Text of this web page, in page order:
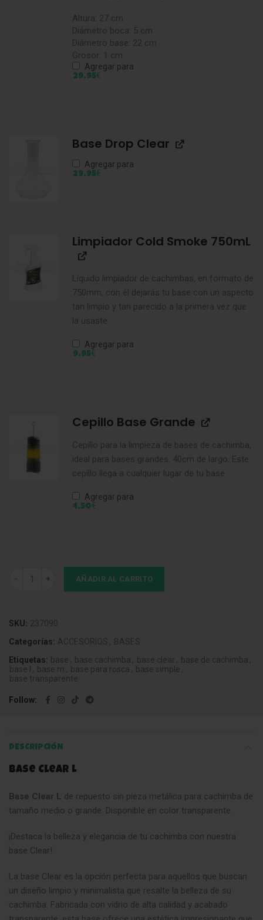
Altura: 27 cm
Diámetro boca: 5 cm
Diámetro base: 22 cm
Grosor: 1 cm
Agregar para
29,95€
Base Drop Clear
Agregar para
29,95€
Limpiador Cold Smoke 750mL
Líquido limpiador de cachimbas, en formato de
750mm, con él dejarás tu base con un aspecto
tan limpio y tan parecido a la primera vez que
la usaste.
Agregar para
9,95€
Cepillo Base Grande
Cepillo para la limpieza de bases de cachimba,
ideal para bases grandes. 40cm de largo. Este
cepillo llega a cualquier lugar de tu base.
Agregar para
4,50€
Base Clear L cantidad
AÑADIR AL CARRITO
SKU: 237090
Categorías: ACCESORIOS , BASES
Etiquetas:
base , base cachimba , base clear , base de cachimba ,
base l
, base m , base para rosca , base simple ,
base transparente
Follow
DESCRIPCIÓN
Base Clear L
Base Clear L de repuesto sin pieza metálica para cachimba de
tamaño medio o grande. Disponible en color transparente.
¡Destaca la belleza y elegancia de tu cachimba con nuestra
base Clear!
La base Clear es la opción perfecta para aquellos que buscan
un diseño limpio y minimalista que resalte la belleza de su
cachimba. Fabricada con vidrio de alta calidad y acabado